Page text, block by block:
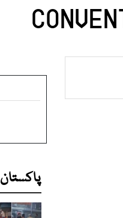
پاکستان